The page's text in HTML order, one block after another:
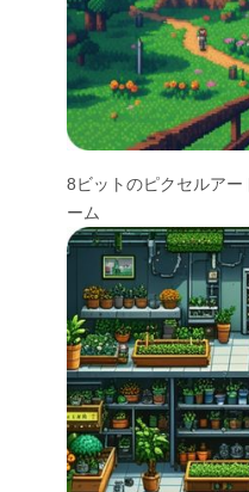
8ビットのピクセルア
ーム